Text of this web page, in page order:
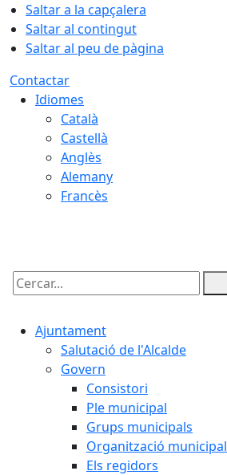
Saltar a la capçalera
Saltar al contingut
Saltar al peu de pàgina
Contactar
Idiomes
Català
Castellà
Anglès
Alemany
Francès
Cercar:
Ajuntament
Salutació de l'Alcalde
Govern
Consistori
Ple municipal
Grups municipals
Organització municipal
Els regidors